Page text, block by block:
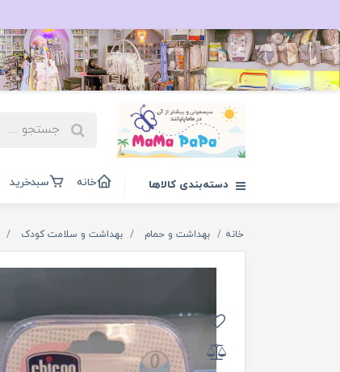
دسته‌بندی کالاها خانه سبدخرید
خانه بهداشت و حمام بهداشت و سلامت کودک